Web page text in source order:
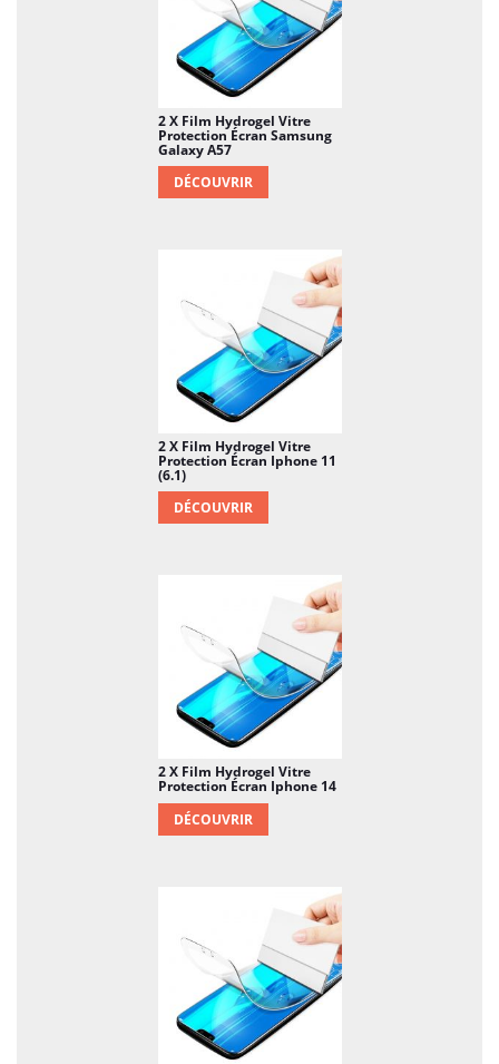
2 X Film Hydrogel Vitre
Protection Écran Samsung
Galaxy A57
DÉCOUVRIR
2 X Film Hydrogel Vitre
Protection Écran Iphone 11
(6.1)
DÉCOUVRIR
2 X Film Hydrogel Vitre
Protection Écran Iphone 14
DÉCOUVRIR